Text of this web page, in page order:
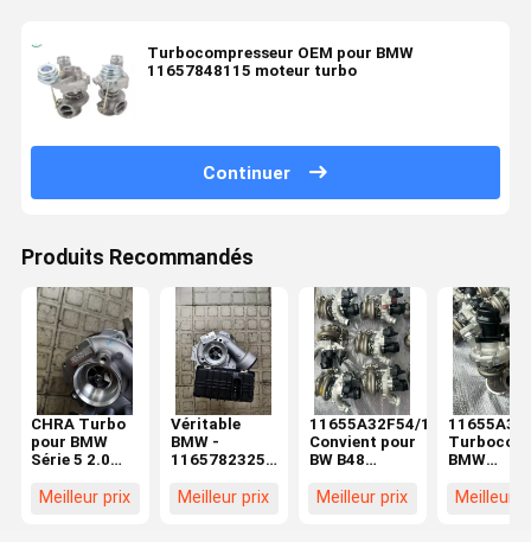
Turbocompresseur OEM pour BMW
11657848115 moteur turbo
Continuer
Produits Recommandés
CHRA Turbo
pour BMW
Série 5 2.0
N47D20T1
Meilleur prix
Véritable
BMW -
11657823256
COMPRESSEUR
Meilleur prix
11655A32F54/
Convient pour
BW B48
moteur à
Meilleur prix
BMW
sur le
Meilleur